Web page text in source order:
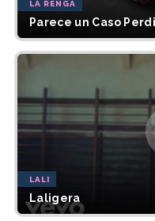
LA RENGA
Parece un Caso
LALI
Laligera